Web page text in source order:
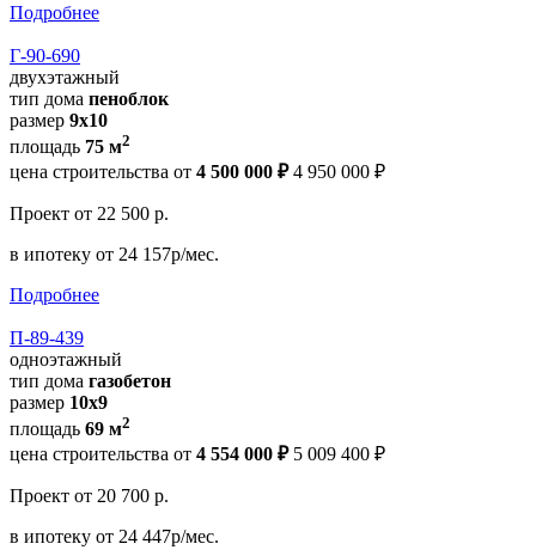
Подробнее
Г-90-690
двухэтажный
тип дома пеноблок
размер 9x10
площадь 75 м2
цена строительства от 4 500 000 ₽ 4 950 000 ₽
Проект от 22 500 р.
в ипотеку от 24 157р/мес.
Подробнее
П-89-439
одноэтажный
тип дома газобетон
размер 10х9
площадь 69 м2
цена строительства от 4 554 000 ₽ 5 009 400 ₽
Проект от 20 700 р.
в ипотеку от 24 447р/мес.